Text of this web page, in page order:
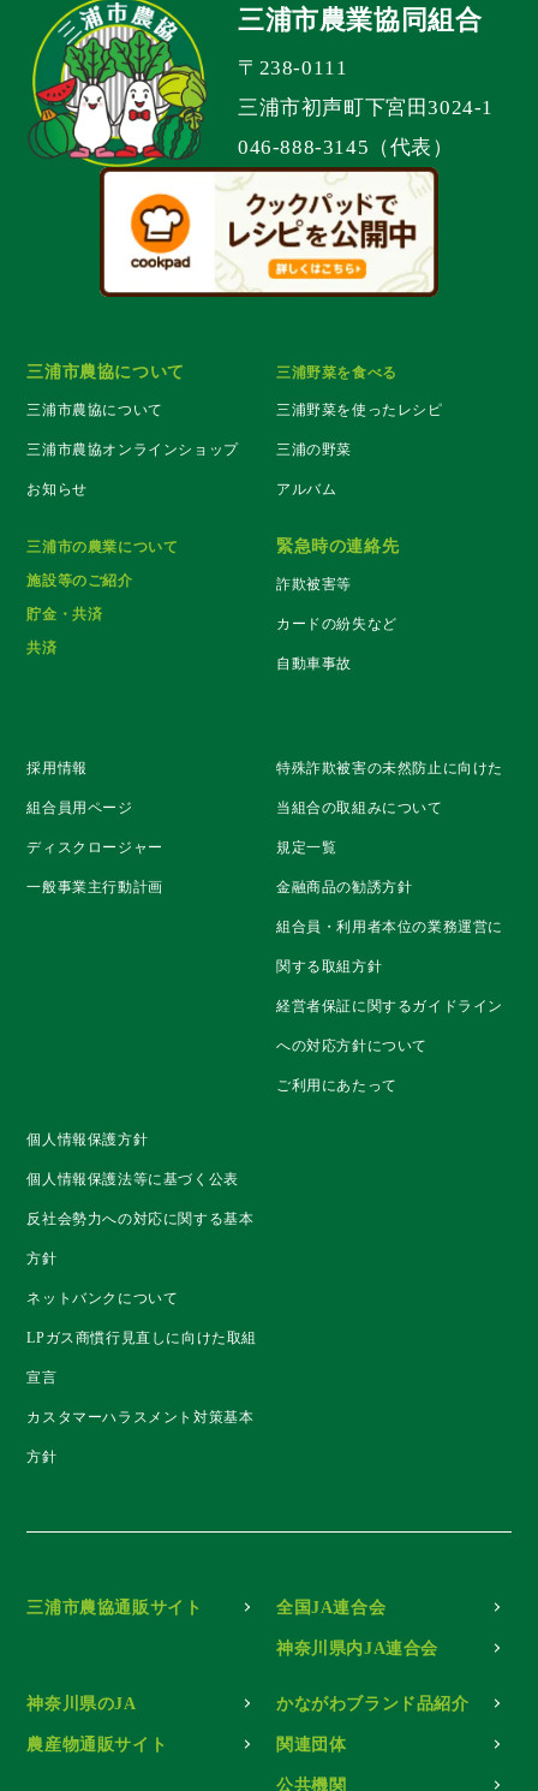
三浦市農業協同組合
〒238-0111
三浦市初声町下宮田3024-1
046-888-3145（代表）
三浦市農協について
三浦市農協について
三浦市農協オンラインショップ
お知らせ
三浦野菜を食べる
三浦野菜を使ったレシピ
三浦の野菜
アルバム
三浦市の農業について
施設等のご紹介
貯金・共済
共済
緊急時の連絡先
詐欺被害等
カードの紛失など
自動車事故
採用情報
組合員用ページ
ディスクロージャー
一般事業主行動計画
特殊詐欺被害の未然防止に向けた
当組合の取組みについて
規定一覧
金融商品の勧誘方針
組合員・利用者本位の業務運営に
関する取組方針
経営者保証に関するガイドライン
への対応方針について
ご利用にあたって
個人情報保護方針
個人情報保護法等に基づく公表
反社会勢力への対応に関する基本
方針
ネットバンクについて
LPガス商慣行見直しに向けた取組
宣言
カスタマーハラスメント対策基本
方針
三浦市農協通販サイト 全国JA連合会
神奈川県内JA連合会
神奈川県のJA
農産物通販サイト
かながわブランド品紹介
関連団体
公共機関